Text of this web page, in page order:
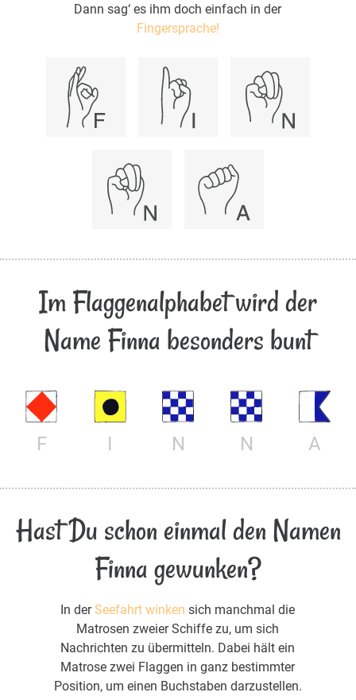
Dann sag‘ es ihm doch einfach in der
Fingersprache!
Im Flaggenalphabet wird der
Name Finna besonders bunt
F I N N A
Hast Du schon einmal den Namen
Finna gewunken?
In derSeefahrt winken sich manchmal die
Matrosen zweier Schiffe zu, um sich
Nachrichten zu übermitteln. Dabei hält ein
Matrose zwei Flaggen in ganz bestimmter
Position, um einen Buchstaben darzustellen.